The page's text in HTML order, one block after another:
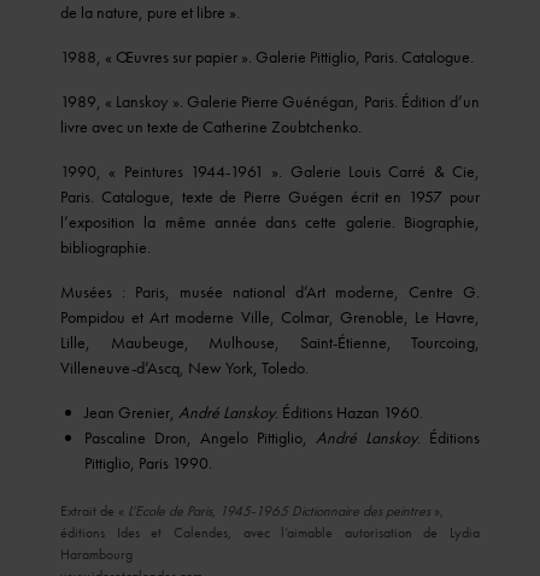
de la nature, pure et libre ».
1988, « Œuvres sur papier ». Galerie Pittiglio, Paris. Catalogue.
1989, « Lanskoy ». Galerie Pierre Guénégan, Paris. Édition d’un
livre avec un texte de Catherine Zoubtchenko.
1990, « Peintures 1944-1961 ». Galerie Louis Carré & Cie,
Paris. Catalogue, texte de Pierre Guégen écrit en 1957 pour
l’exposition la même année dans cette galerie. Biographie,
bibliographie.
Musées : Paris, musée national d’Art moderne, Centre G.
Pompidou et Art moderne Ville, Colmar, Grenoble, Le Havre,
Lille, Maubeuge, Mulhouse, Saint-Étienne, Tourcoing,
Villeneuve-d’Ascq, New York, Toledo.
Jean Grenier, André Lanskoy. Éditions Hazan 1960.
Pascaline Dron, Angelo Pittiglio, André Lanskoy. Éditions
Pittiglio, Paris 1990.
Extrait de « L’Ecole de Paris, 1945-1965 Dictionnaire des peintres »,
éditions Ides et Calendes, avec l’aimable autorisation de Lydia
Harambourg